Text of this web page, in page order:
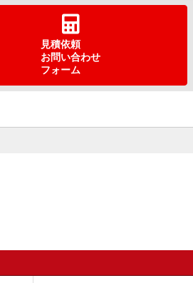
見積依頼
お問い合わせ
フォーム